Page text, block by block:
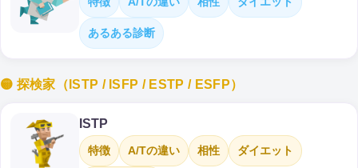
あるある診断
🟡 探検家（ISTP / ISFP / ESTP / ESFP）
ISTP
特徴 A/Tの違い 相性 ダイエット